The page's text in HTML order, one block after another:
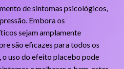
de sintomas psicológicos,
Embora os
sejam amplamente
são eficazes para todos os
o uso do efeito placebo pode